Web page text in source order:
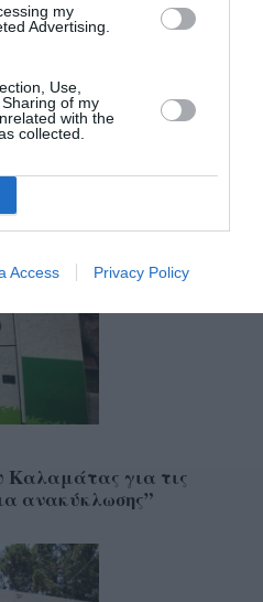
my
Advertising.
Use,
of my
with the
collected.
Access Privacy Policy
Καλαμάτας για τις
ανακύκλωσης”